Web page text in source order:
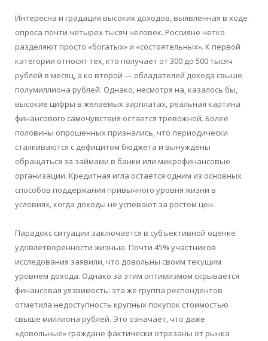
Интересна и градация высоких доходов, выявленная в ходе
опроса почти четырех тысяч человек. Россияне четко
разделяют просто «богатых» и «состоятельных». К первой
категории относят тех, кто получает от 300 до 500 тысяч
рублей в месяц, а ко второй — обладателей дохода свыше
полумиллиона рублей. Однако, несмотря на, казалось бы,
высокие цифры в желаемых зарплатах, реальная картина
финансового самочувствия остается тревожной. Более
половины опрошенных признались, что периодически
сталкиваются с дефицитом бюджета и вынуждены
обращаться за займами в банки или микрофинансовые
организации. Кредитная игла остается одним из основных
способов поддержания привычного уровня жизни в
условиях, когда доходы не успевают за ростом цен.
Парадокс ситуации заключается в субъективной оценке
удовлетворенности жизнью. Почти 45% участников
исследования заявили, что довольны своим текущим
уровнем дохода. Однако за этим оптимизмом скрывается
финансовая уязвимость: эта же группа респондентов
отметила недоступность крупных покупок стоимостью
свыше миллиона рублей. Это означает, что даже
«довольные» граждане фактически отрезаны от рынка